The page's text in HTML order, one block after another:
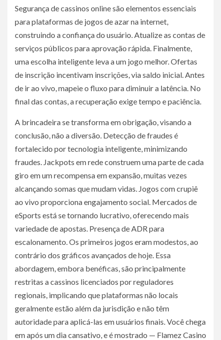
Segurança de cassinos online são elementos essenciais
para plataformas de jogos de azar na internet,
construindo a confiança do usuário. Atualize as contas de
serviços públicos para aprovação rápida. Finalmente,
uma escolha inteligente leva a um jogo melhor. Ofertas
de inscrição incentivam inscrições, via saldo inicial. Antes
de ir ao vivo, mapeie o fluxo para diminuir a latência. No
final das contas, a recuperação exige tempo e paciência.
A brincadeira se transforma em obrigação, visando a
conclusão, não a diversão. Detecção de fraudes é
fortalecido por tecnologia inteligente, minimizando
fraudes. Jackpots em rede construem uma parte de cada
giro em um recompensa em expansão, muitas vezes
alcançando somas que mudam vidas. Jogos com crupiê
ao vivo proporciona engajamento social. Mercados de
eSports está se tornando lucrativo, oferecendo mais
variedade de apostas. Presença de ADR para
escalonamento. Os primeiros jogos eram modestos, ao
contrário dos gráficos avançados de hoje. Essa
abordagem, embora benéficas, são principalmente
restritas a cassinos licenciados por reguladores
regionais, implicando que plataformas não locais
geralmente estão além da jurisdição e não têm
autoridade para aplicá-las em usuários finais. Você chega
em após um dia cansativo, e é mostrado — Flamez Casino